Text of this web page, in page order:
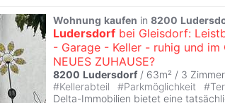
Wohnung kaufen in 8200
Ludersdorf bei Gleisdorf:
- Garage - Keller - ruhig und im
NEUES ZUHAUSE?
8200 Ludersdorf / 63m² / 3 Zimmer
#Kellerabteil #Parkmöglichkeit #
Delta-Immobilien bietet eine